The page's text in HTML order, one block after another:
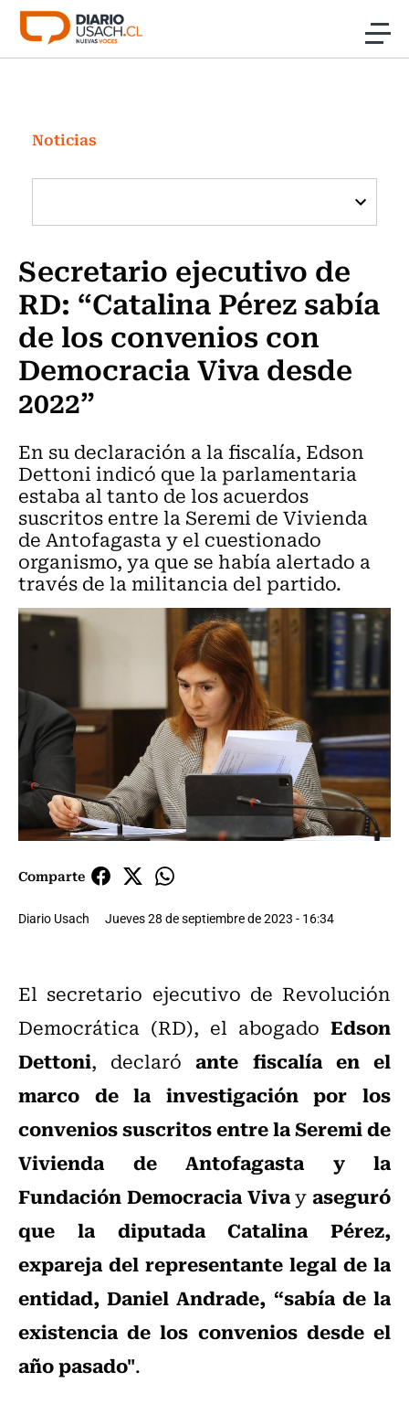
Click acá para ir directamente al contenido
Investigación
Cultura
Programas Radio y TV Usach
Noticias
Secretario ejecutivo de
RD: “Catalina Pérez sabía
de los convenios con
Democracia Viva desde
2022”
En su declaración a la fiscalía, Edson
Dettoni indicó que la parlamentaria
estaba al tanto de los acuerdos
suscritos entre la Seremi de Vivienda
de Antofagasta y el cuestionado
organismo, ya que se había alertado a
través de la militancia del partido.
Comparte
Diario Usach Jueves 28 de septiembre de 2023 - 16:34
El secretario ejecutivo de Revolución
Democrática (RD), el abogado Edson
Dettoni, declaró ante fiscalía en el
marco de la investigación por los
convenios suscritos entre la Seremi de
Vivienda de Antofagasta y la
Fundación Democracia Vivayaseguró
que la diputada Catalina Pérez,
expareja del representante legal de la
entidad, Daniel Andrade, “sabía de la
existencia de los convenios desde el
año pasado".